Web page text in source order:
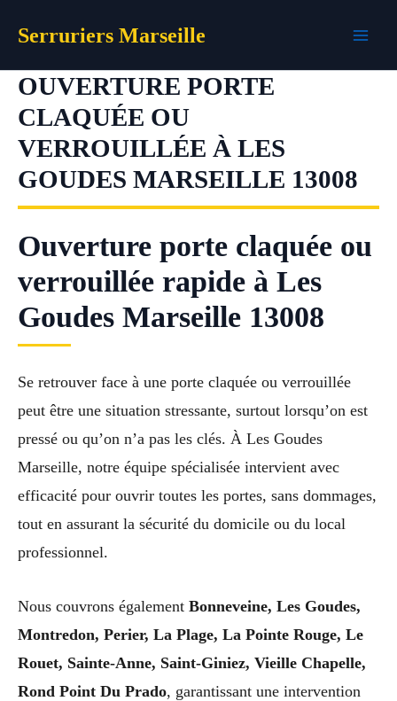
Serruriers Marseille
OUVERTURE PORTE
CLAQUÉE OU
VERROUILLÉE À LES
GOUDES MARSEILLE 13008
Ouverture porte claquée ou
verrouillée rapide à Les
Goudes Marseille 13008
Se retrouver face à une porte claquée ou verrouillée
peut être une situation stressante, surtout lorsqu’on est
pressé ou qu’on n’a pas les clés. À Les Goudes
Marseille, notre équipe spécialisée intervient avec
efficacité pour ouvrir toutes les portes, sans dommages,
tout en assurant la sécurité du domicile ou du local
professionnel.
Nous couvrons également Bonneveine, Les Goudes,
Montredon, Perier, La Plage, La Pointe Rouge, Le
Rouet, Sainte-Anne, Saint-Giniez, Vieille Chapelle,
Rond Point Du Prado, garantissant une intervention